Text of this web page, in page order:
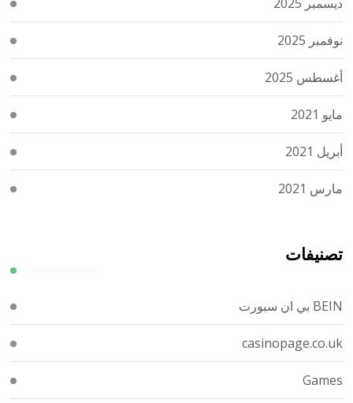
نوفمبر 2025
أغسطس 2025
مايو 2021
أبريل 2021
مارس 2021
تصنيفات
BEIN بي ان سبورت
casinopage.co.uk
Games